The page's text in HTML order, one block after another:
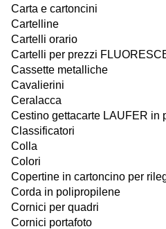
Carta e cartoncini
Cartelline
Cartelli orario
Cartelli per prezzi
Cassette metalliche
Cavalierini
Ceralacca
Cestino gettacarte LAUFER in
Classificatori
Colla
Colori
Copertine in cartoncino per
Corda in polipropilene
Cornici per quadri
Cornici portafoto